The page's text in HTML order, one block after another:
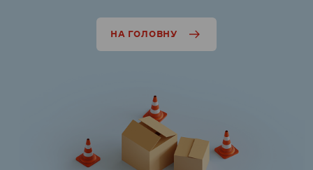
НА ГОЛОВНУ